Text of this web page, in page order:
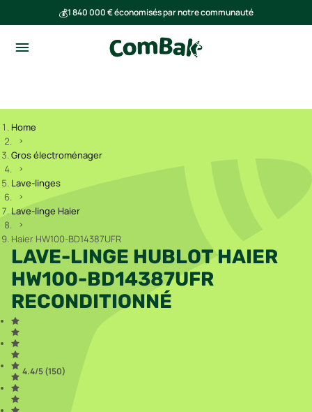
💰1 840 000 € économisés par notre communauté
Home
Gros électroménager
Lave-linges
Lave-linge Haier
Haier HW100-BD14387UFR
LAVE-LINGE HUBLOT HAIER
HW100-BD14387UFR
RECONDITIONNÉ
4.4/5 (150)